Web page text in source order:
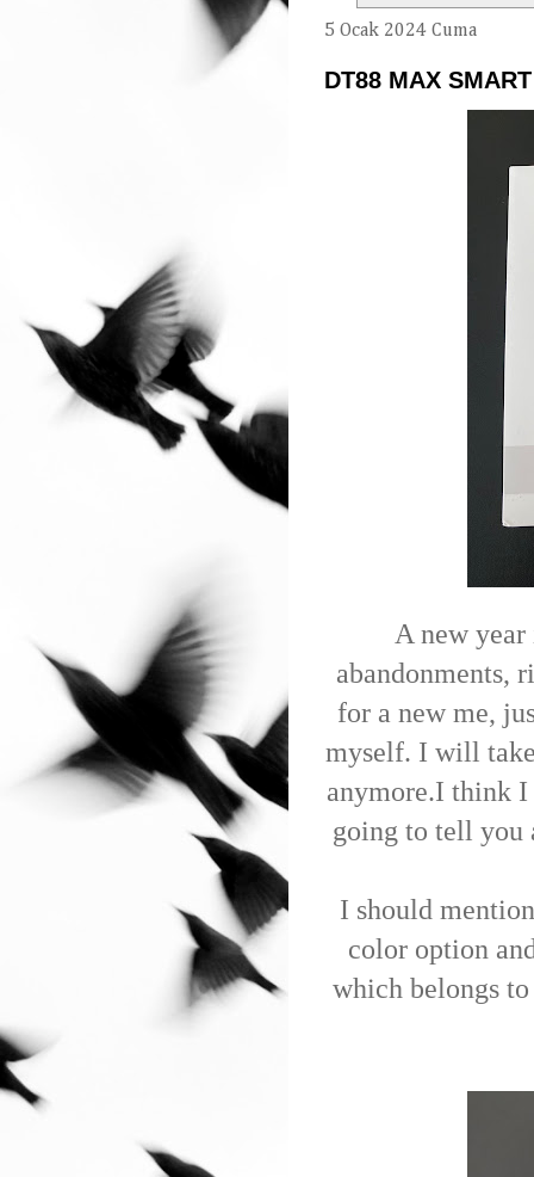
5 Ocak 2024 Cuma
DT88 MAX
A new
abandonments,
for a new me,
myself. I will
anymore.I think
going to tell you
I should
color option
which belongs